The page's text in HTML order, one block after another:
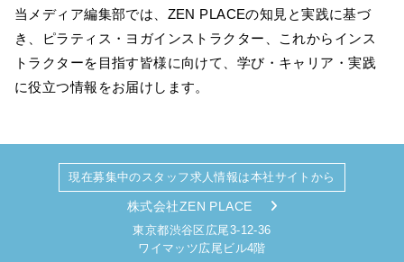
当メディア編集部では、ZEN PLACEの知見と実践に基づ
き、ピラティス・ヨガインストラクター、これからインス
トラクターを目指す皆様に向けて、学び・キャリア・実践
に役立つ情報をお届けします。
現在募集中のスタッフ求人情報は本社サイトから
株式会社ZEN PLACE
東京都渋谷区広尾3-12-36
ワイマッツ広尾ビル4階